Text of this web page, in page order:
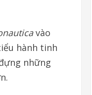
vào
hành tinh
những